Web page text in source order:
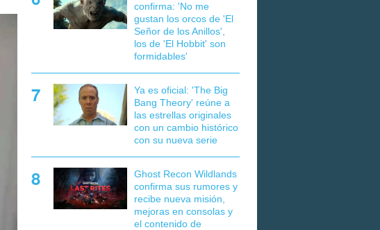
confirma: 'No me
gustan los orcos de 'El
Señor de los Anillos',
los de 'El Hobbit' son
formidables'
Ya es oficial: 'The Big
Bang Theory' reúne a
las estrellas originales
con un cambio histórico
con su nueva serie
Ghost Recon Wildlands
confirma sus rumores y
recibe nueva misión,
mejoras en consolas y
el contenido de